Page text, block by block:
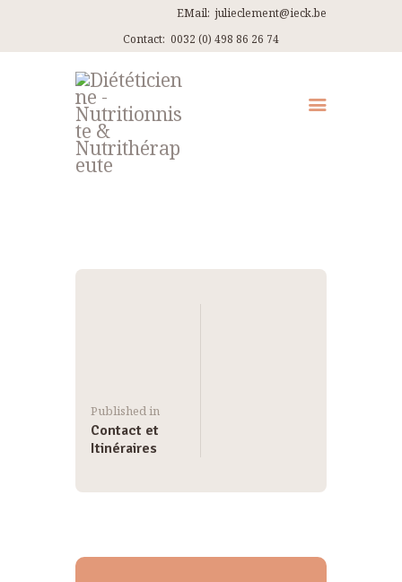
EMail: julieclement@ieck.be
Contact: 0032 (0) 498 86 26 74
QUI SUIS-JE ?
CONSULTATIONS
Navigation
Published in
Contact et
Itinéraires